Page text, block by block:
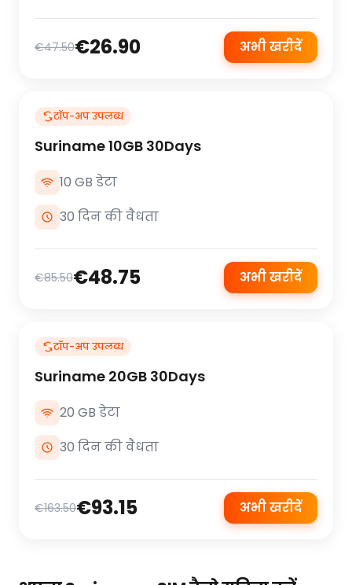
€47.50€26.90 अभी खरीदें
टॉप-अप उपलब्ध
Suriname 10GB 30Days
10 GB डेटा
30 दिन की वैधता
€85.50€48.75 अभी खरीदें
टॉप-अप उपलब्ध
Suriname 20GB 30Days
20 GB डेटा
30 दिन की वैधता
€163.50€93.15 अभी खरीदें